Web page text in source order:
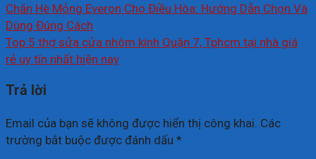
Chăn Hè Mỏng Everon Cho Điều Hòa: Hướng Dẫn Chọn Và
Dùng Đúng Cách
Top 5 thợ sửa cửa nhôm kính Quận 7, Tphcm tại nhà giá
rẻ uy tín nhất hiện nay
Trả lời
Email của bạn sẽ không được hiển thị công khai. Các
trường bắt buộc được đánh dấu *